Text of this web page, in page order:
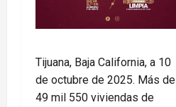
Tijuana, Baja California, a 10
de octubre de 2025. Más de
49 mil 550 viviendas de